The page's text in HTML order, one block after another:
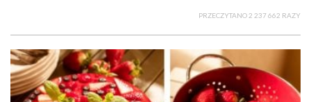
PRZECZYTANO 2 237 662 RAZY